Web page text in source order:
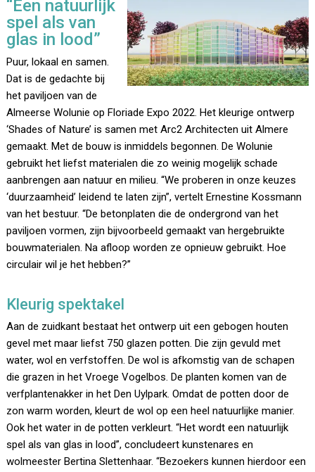
“Een natuurlijk
spel als van
glas in lood”
Puur, lokaal en samen.
Dat is de gedachte bij
het paviljoen van de
Almeerse Wolunie op Floriade Expo 2022. Het kleurige ontwerp
‘Shades of Nature’ is samen met Arc2 Architecten uit Almere
gemaakt. Met de bouw is inmiddels begonnen. De Wolunie
gebruikt het liefst materialen die zo weinig mogelijk schade
aanbrengen aan natuur en milieu. “We proberen in onze keuzes
‘duurzaamheid’ leidend te laten zijn”, vertelt Ernestine Kossmann
van het bestuur. “De betonplaten die de ondergrond van het
paviljoen vormen, zijn bijvoorbeeld gemaakt van hergebruikte
bouwmaterialen. Na afloop worden ze opnieuw gebruikt. Hoe
circulair wil je het hebben?”
Kleurig spektakel
Aan de zuidkant bestaat het ontwerp uit een gebogen houten
gevel met maar liefst 750 glazen potten. Die zijn gevuld met
water, wol en verfstoffen. De wol is afkomstig van de schapen
die grazen in het Vroege Vogelbos. De planten komen van de
verfplantenakker in het Den Uylpark. Omdat de potten door de
zon warm worden, kleurt de wol op een heel natuurlijke manier.
Ook het water in de potten verkleurt. “Het wordt een natuurlijk
spel als van glas in lood”, concludeert kunstenares en
wolmeester Bertina Slettenhaar. “Bezoekers kunnen hierdoor een